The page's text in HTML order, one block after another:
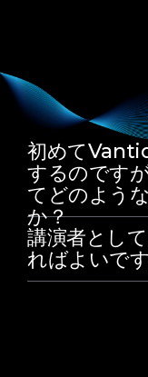
初めて
するのです
てどのよう
か？
講演者とし
ればよいで